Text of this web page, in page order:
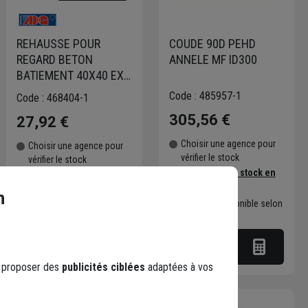
REHAUSSE POUR
REGARD BETON
BATIEMENT 40X40 EXT
H35
Code : 468404-1
27,92 €
Choisir une agence pour
vérifier le stock
COUDE 90D PEHD
ANNELE MF ID300
Code : 485957-1
305,56 €
Choisir une agence pour
vérifier le stock
Trouver du stock en
Livraison disponible selon
des publicités ciblées adaptées à vos